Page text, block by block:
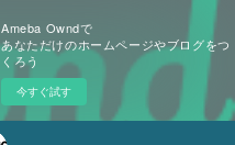
Ameba Owndで
あなただけのホームページやブログをつ
くろう
今すぐ試す